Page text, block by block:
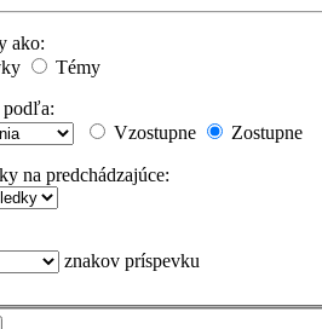
ako:
Témy
Vzostupne
Zostupne
na predchádzajúce:
znakov príspevku